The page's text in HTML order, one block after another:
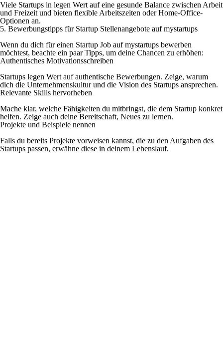
Viele Startups in legen Wert auf eine gesunde Balance zwischen Arbeit
und Freizeit und bieten flexible Arbeitszeiten oder Home-Office-
Optionen an.
5. Bewerbungstipps für Startup Stellenangebote auf mystartups
Wenn du dich für einen Startup Job auf mystartups bewerben
möchtest, beachte ein paar Tipps, um deine Chancen zu erhöhen:
Authentisches Motivationsschreiben
Startups legen Wert auf authentische Bewerbungen. Zeige, warum
dich die Unternehmenskultur und die Vision des Startups ansprechen.
Relevante Skills hervorheben
Mache klar, welche Fähigkeiten du mitbringst, die dem Startup konkret
helfen. Zeige auch deine Bereitschaft, Neues zu lernen.
Projekte und Beispiele nennen
Falls du bereits Projekte vorweisen kannst, die zu den Aufgaben des
Startups passen, erwähne diese in deinem Lebenslauf.